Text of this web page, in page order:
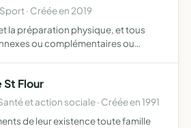
· Créée en 2019
la préparation physique, et tous
ou complémentaires ou
St Flour
et action sociale · Créée en 1991
de leur existence toute famille